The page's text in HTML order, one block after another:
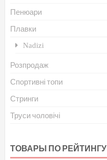
Пенюари
Плавки
Nadizi
Розпродаж
Спортивні топи
Стринги
Труси чоловічі
ТОВАРЫ ПО РЕЙТИНГУ